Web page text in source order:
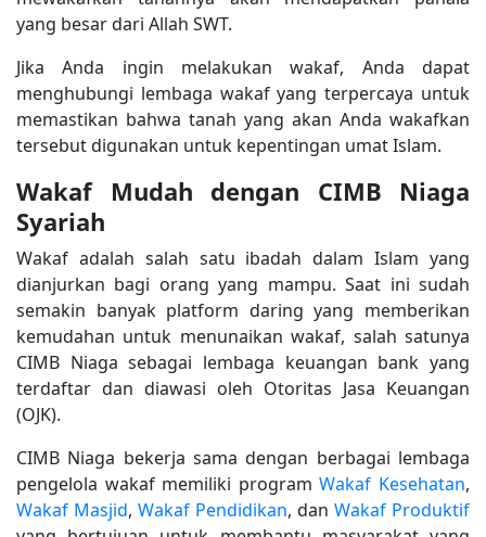
yang besar dari Allah SWT.
Jika Anda ingin melakukan wakaf, Anda dapat
menghubungi lembaga wakaf yang terpercaya untuk
memastikan bahwa tanah yang akan Anda wakafkan
tersebut digunakan untuk kepentingan umat Islam.
Wakaf Mudah dengan CIMB Niaga
Syariah
Wakaf adalah salah satu ibadah dalam Islam yang
dianjurkan bagi orang yang mampu. Saat ini sudah
semakin banyak platform daring yang memberikan
kemudahan untuk menunaikan wakaf, salah satunya
CIMB Niaga sebagai lembaga keuangan bank yang
terdaftar dan diawasi oleh Otoritas Jasa Keuangan
(OJK).
CIMB Niaga bekerja sama dengan berbagai lembaga
pengelola wakaf memiliki programWakaf Kesehatan,
Wakaf Masjid, Wakaf Pendidikan, dan Wakaf Produktif